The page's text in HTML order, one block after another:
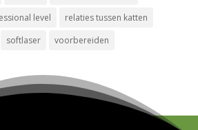
level
relaties tussen katten
softlaser
voorbereiden